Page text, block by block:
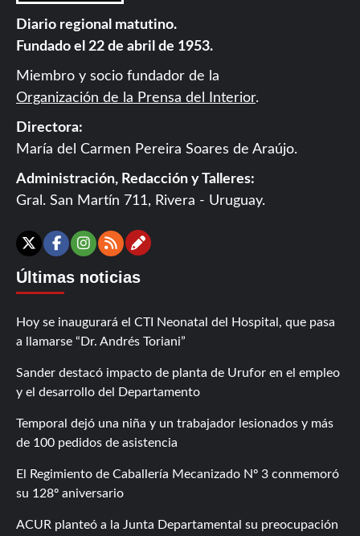
Diario regional matutino.
Fundado el 22 de abril de 1953.
Miembro y socio fundador de la
Organización de la Prensa del Interior.
Directora:
María del Carmen Pereira Soares de Araújo.
Administración, Redacción y Talleres:
Gral. San Martín 711, Rivera - Uruguay.
X Facebook
Instagram
RSSContáctanos
Últimas noticias
Hoy se inaugurará el CTI Neonatal del Hospital, que pasa
a llamarse “Dr. Andrés Toriani”
Sander destacó impacto de planta de Urufor en el empleo
y el desarrollo del Departamento
Temporal dejó una niña y un trabajador lesionados y más
de 100 pedidos de asistencia
El Regimiento de Caballería Mecanizado Nº 3 conmemoró
su 128º aniversario
ACUR planteó a la Junta Departamental su preocupación